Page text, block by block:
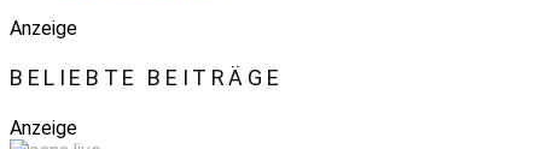
Anzeige
BELIEBTE BEITRÄGE
Anzeige